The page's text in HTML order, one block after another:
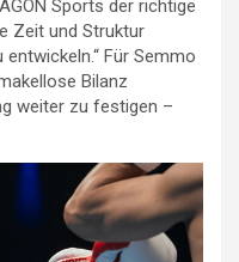
Sports der richtige
Zeit und Struktur
Für Semmo
Bilanz
weiter zu festigen –